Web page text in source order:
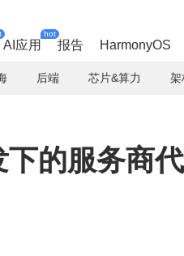
AI应用
hot
报告 HarmonyOS
后端 芯片&算力 架
的服务商